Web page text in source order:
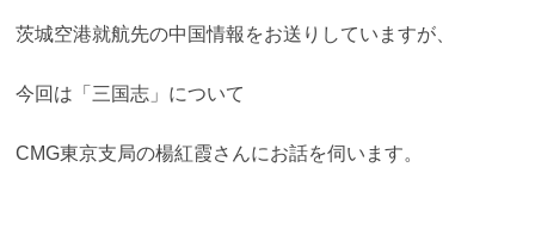
茨城空港就航先の中国情報をお送りしていますが、
今回は「三国志」について
CMG東京支局の楊紅霞さんにお話を伺います。